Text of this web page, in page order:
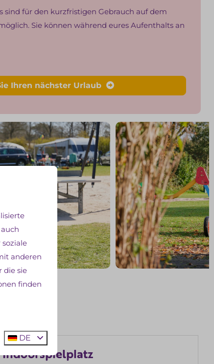
sind für den kurzfristigen Gebrauch auf dem
Sie können während eures Aufenthalts an
Ihren nächster Urlaub
Indoorspielplatz
anderen
die sie
finden
DE